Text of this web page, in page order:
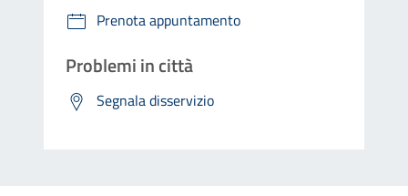
Prenota appuntamento
Problemi in città
Segnala disservizio